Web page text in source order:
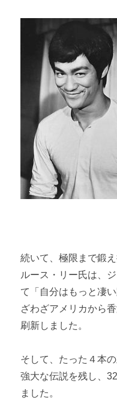
続いて、極限まで鍛
ルース・リー氏は、
て「自分はもっと凄
ざわざアメリカから
刷新しました。
そして、たった４本
強大な伝説を残し、
ました。